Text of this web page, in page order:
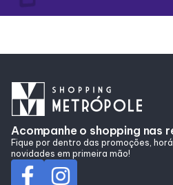
Acompanhe o shopping nas
Fique por dentro das promoções,
novidades em primeira mão!